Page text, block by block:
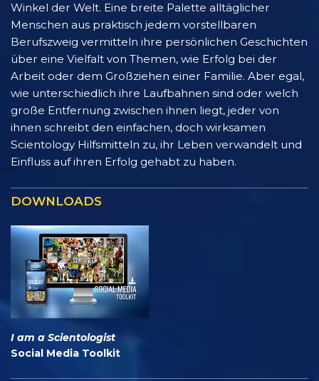
Winkel der Welt. Eine breite Palette alltäglicher
Menschen aus praktisch jedem vorstellbaren
Berufszweig vermitteln ihre persönlichen Geschichten
über eine Vielfalt von Themen, wie Erfolg bei der
Arbeit oder dem Großziehen einer Familie. Aber egal,
wie unterschiedlich ihre Laufbahnen sind oder welch
große Entfernung zwischen ihnen liegt, jeder von
ihnen schreibt den einfachen, doch wirksamen
Scientology Hilfsmitteln zu, ihr Leben verwandelt und
Einfluss auf ihren Erfolg gehabt zu haben.
DOWNLOADS
I am a Scientologist
Social Media Toolkit